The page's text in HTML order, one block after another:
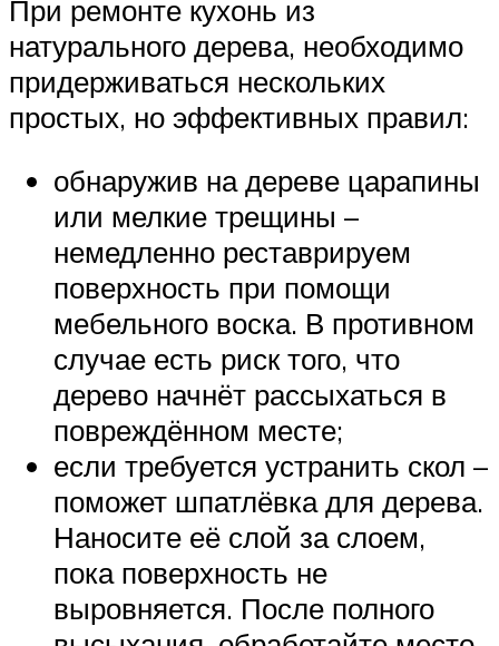
При ремонте кухонь из
натурального дерева, необходимо
придерживаться нескольких
простых, но эффективных правил:
обнаружив на дереве царапины
или мелкие трещины –
немедленно реставрируем
поверхность при помощи
мебельного воска. В противном
случае есть риск того, что
дерево начнёт рассыхаться в
повреждённом месте;
если требуется устранить скол –
поможет шпатлёвка для дерева.
Наносите её слой за слоем,
пока поверхность не
выровняется. После полного